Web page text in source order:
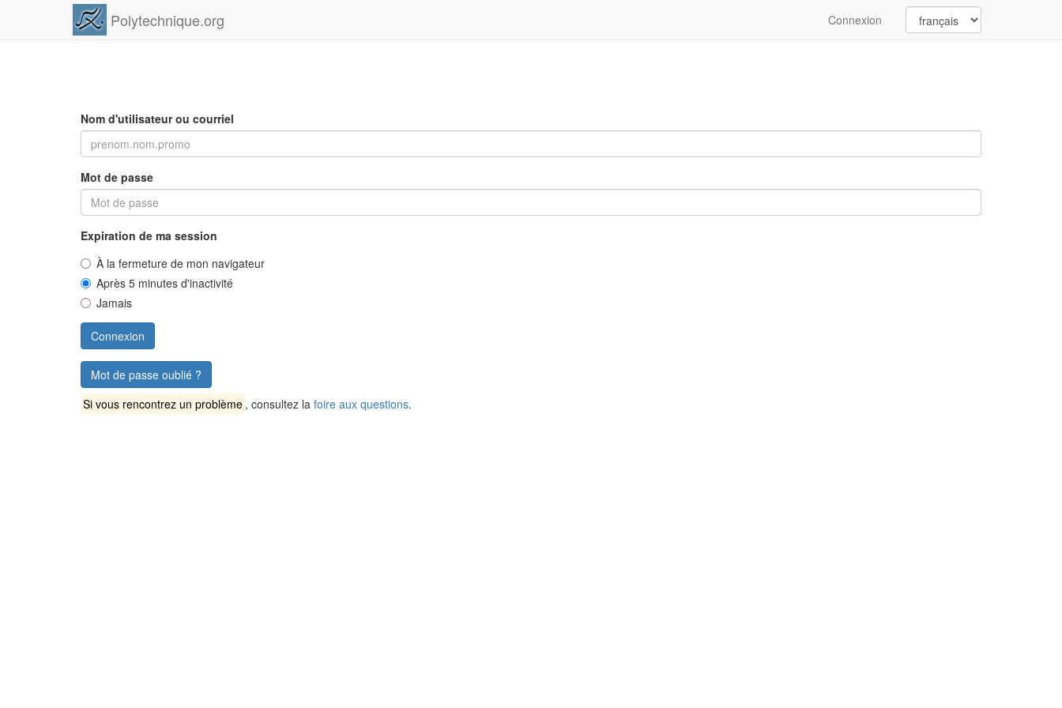
Polytechnique.org Connexion
Nom d'utilisateur ou courriel
Mot de passe
Expiration de ma session
À la fermeture de mon navigateur
Après 5 minutes d'inactivité
Jamais
Mot de passe oublié ?
Si vous rencontrez un problème , consultez la foire aux questions.